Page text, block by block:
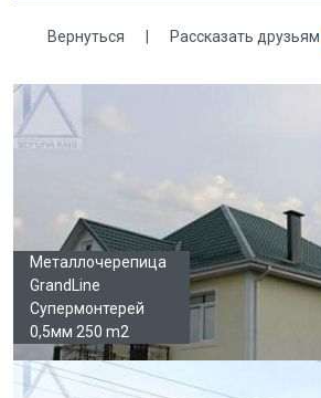
Вернуться | Рассказать друзьям
Галерея
Металлочерепица
GrandLine
Супермонтерей
0,5мм 250 m2